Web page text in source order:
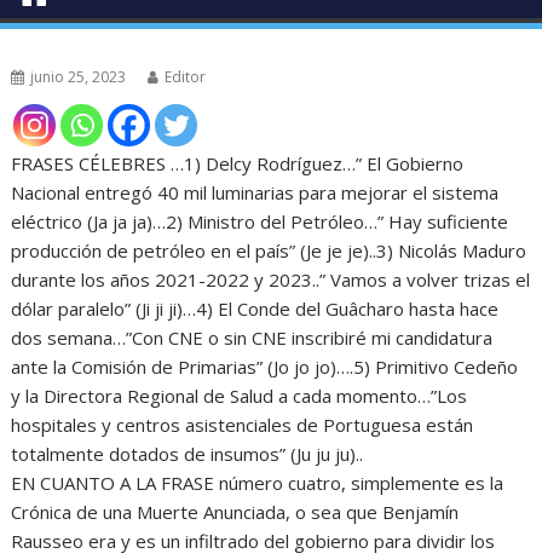
junio 25, 2023 Editor
FRASES CÉLEBRES …1) Delcy Rodríguez…” El Gobierno
Nacional entregó 40 mil luminarias para mejorar el sistema
eléctrico (Ja ja ja)…2) Ministro del Petróleo…” Hay suficiente
producción de petróleo en el país” (Je je je)..3) Nicolás Maduro
durante los años 2021-2022 y 2023..” Vamos a volver trizas el
dólar paralelo” (Ji ji ji)…4) El Conde del Guâcharo hasta hace
dos semana…”Con CNE o sin CNE inscribiré mi candidatura
ante la Comisión de Primarias” (Jo jo jo)….5) Primitivo Cedeño
y la Directora Regional de Salud a cada momento…”Los
hospitales y centros asistenciales de Portuguesa están
totalmente dotados de insumos” (Ju ju ju)..
EN CUANTO A LA FRASE número cuatro, simplemente es la
Crónica de una Muerte Anunciada, o sea que Benjamín
Rausseo era y es un infiltrado del gobierno para dividir los